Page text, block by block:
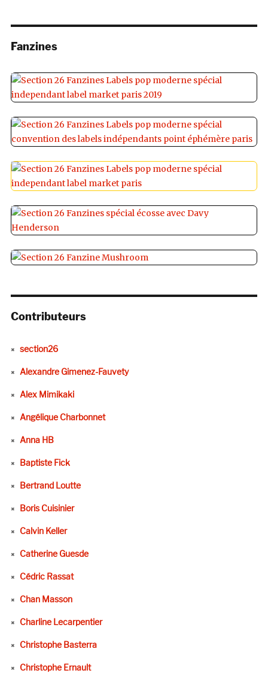
Fanzines
Contributeurs
section26
Alexandre Gimenez-Fauvety
Alex Mimikaki
Angélique Charbonnet
Anna HB
Baptiste Fick
Bertrand Loutte
Boris Cuisinier
Calvin Keller
Catherine Guesde
Cédric Rassat
Chan Masson
Charline Lecarpentier
Christophe Basterra
Christophe Ernault